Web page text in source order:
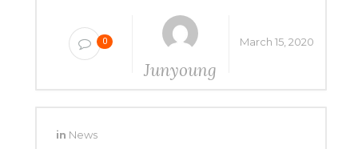
0
Junyoung
March 15, 2020
in News